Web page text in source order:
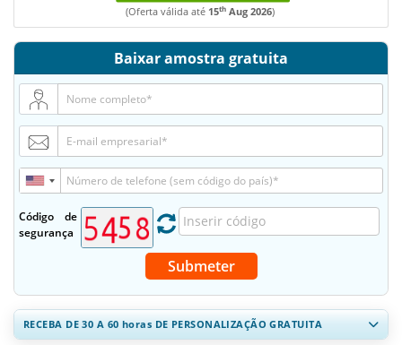
(Oferta válida até 15thAug 2026)
Baixar amostra gratuita
Código de
segurança
Submeter
RECEBA DE 30 A 60 horas DE PERSONALIZAÇÃO GRATUITA